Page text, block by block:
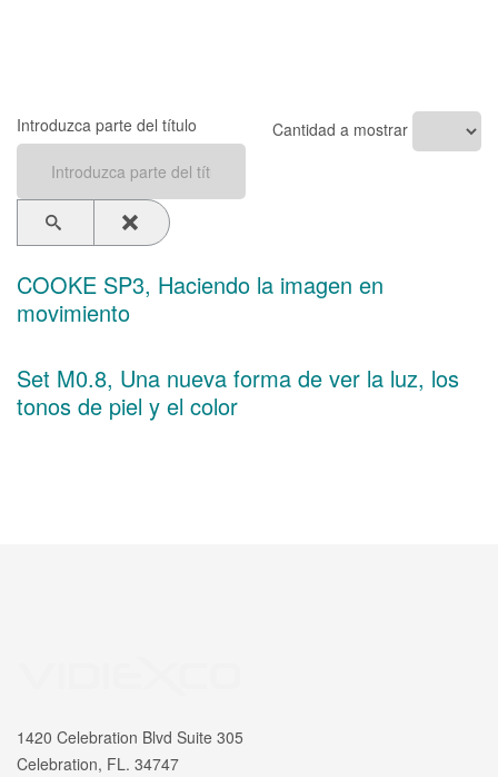
Introduzca parte del título Cantidad a mostrar
COOKE SP3, Haciendo la imagen en
movimiento
Set M0.8, Una nueva forma de ver la luz, los
tonos de piel y el color
1420 Celebration Blvd Suite 305
Celebration, FL. 34747